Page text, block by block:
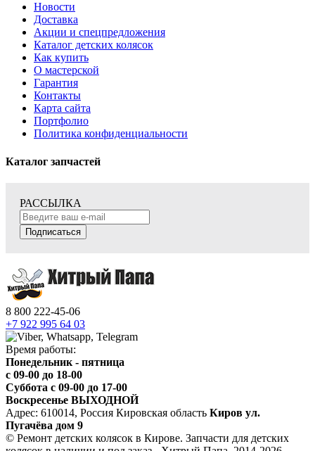
Новости
Доставка
Акции и спецпредложения
Каталог детских колясок
Как купить
О мастерской
Гарантия
Контакты
Карта сайта
Портфолио
Политика конфиденциальности
Каталог запчастей
РАССЫЛКА
Подписаться
8 800 222-45-06
+7 922 995 64 03
Время работы:
Понедельник - пятница
c 09-00 до 18-00
Суббота с 09-00 до 17-00
Воскресенье ВЫХОДНОЙ
Адрес: 610014, Россия Кировская область Киров ул.
Пугачёва дом 9
© Ремонт детских колясок в Кирове. Запчасти для детских